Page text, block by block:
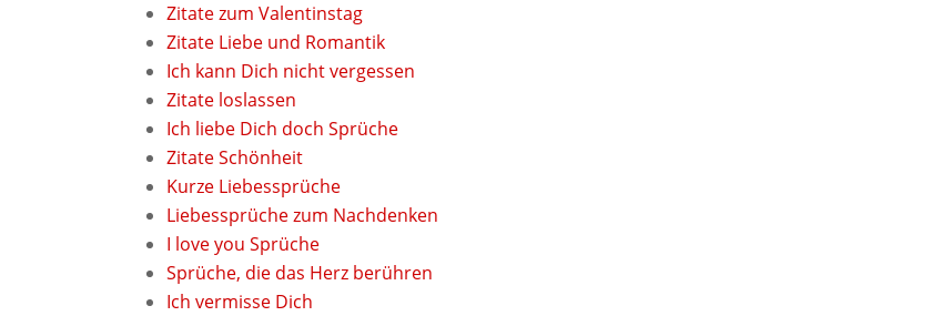
Zitate zum Valentinstag
Zitate Liebe und Romantik
Ich kann Dich nicht vergessen
Zitate loslassen
Ich liebe Dich doch Sprüche
Zitate Schönheit
Kurze Liebessprüche
Liebessprüche zum Nachdenken
I love you Sprüche
Sprüche, die das Herz berühren
Ich vermisse Dich